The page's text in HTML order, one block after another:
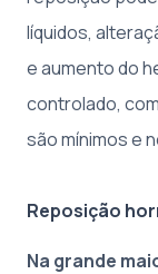
líquidos,
e aumento do
controlado,
são mínimos e
Reposição
Na grande